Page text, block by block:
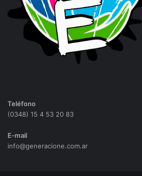
Teléfono
(0348) 15 4 53 20 83
E-mail
info@generacione.com.ar